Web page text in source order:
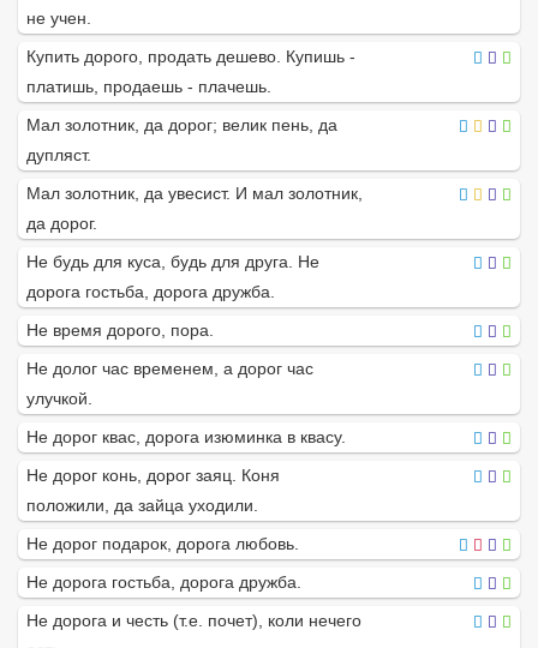
не учен.
Купить дорого, продать дешево. Купишь -
платишь, продаешь - плачешь.
Мал золотник, да дорог; велик пень, да
дупляст.
Мал золотник, да увесист. И мал золотник,
да дорог.
Не будь для куса, будь для друга. Не
дорога гостьба, дорога дружба.
Не время дорого, пора.
Не долог час временем, а дорог час
улучкой.
Не дорог квас, дорога изюминка в квасу.
Не дорог конь, дорог заяц. Коня
положили, да зайца уходили.
Не дорог подарок, дорога любовь.
Не дорога гостьба, дорога дружба.
Не дорога и честь (т.е. почет), коли нечего